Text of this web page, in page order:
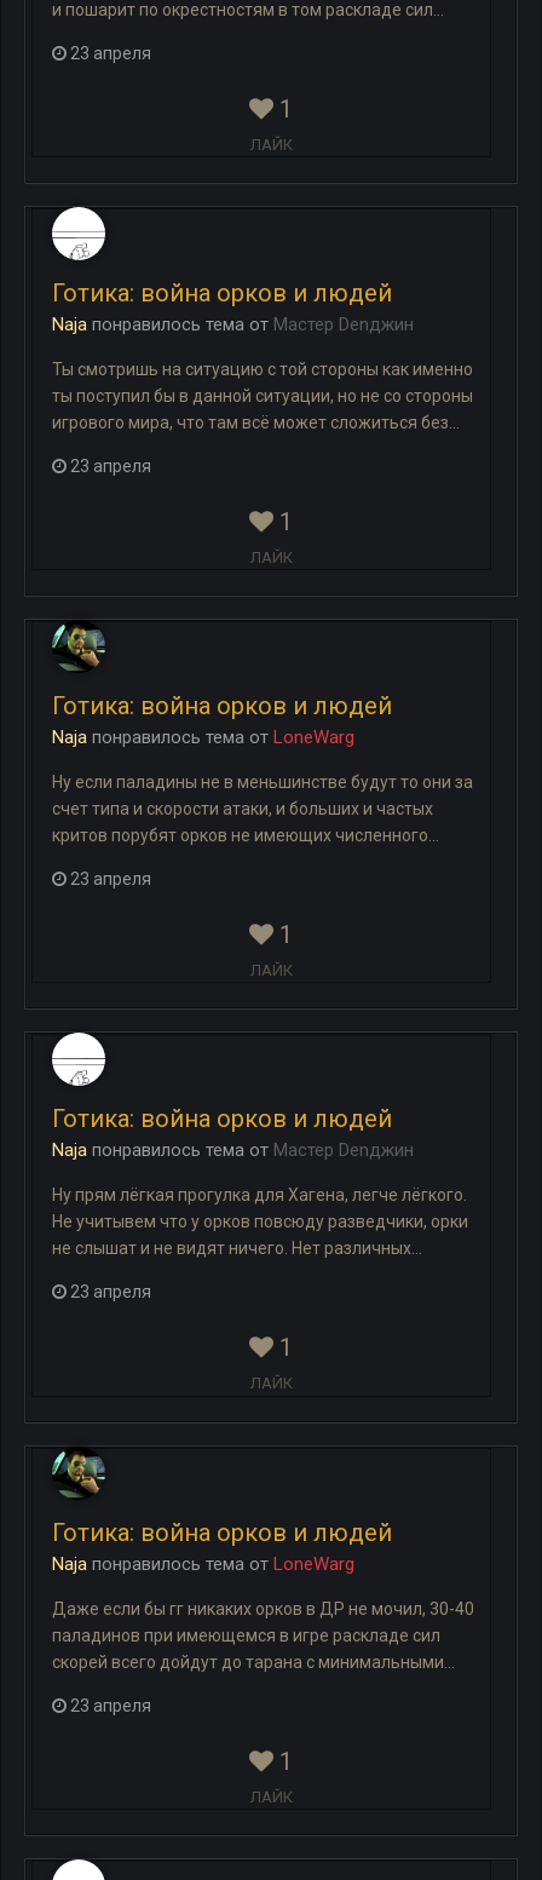
и пошарит по окрестностям в том раскладе сил...
23 апреля
1
ЛАЙК
Готика: война орков и людей
Naja понравилось тема от Мастер Denджин
Ты смотришь на ситуацию с той стороны как именно
ты поступил бы в данной ситуации, но не со стороны
игрового мира, что там всё может сложиться без...
23 апреля
1
ЛАЙК
Готика: война орков и людей
Naja понравилось тема от LoneWarg
Ну если паладины не в меньшинстве будут то они за
счет типа и скорости атаки, и больших и частых
критов порубят орков не имеющих численного...
23 апреля
1
ЛАЙК
Готика: война орков и людей
Naja понравилось тема от Мастер Denджин
Ну прям лёгкая прогулка для Хагена, легче лёгкого.
Не учитывем что у орков повсюду разведчики, орки
не слышат и не видят ничего. Нет различных...
23 апреля
1
ЛАЙК
Готика: война орков и людей
Naja понравилось тема от LoneWarg
Даже если бы гг никаких орков в ДР не мочил, 30-40
паладинов при имеющемся в игре раскладе сил
скорей всего дойдут до тарана с минимальными...
23 апреля
1
ЛАЙК